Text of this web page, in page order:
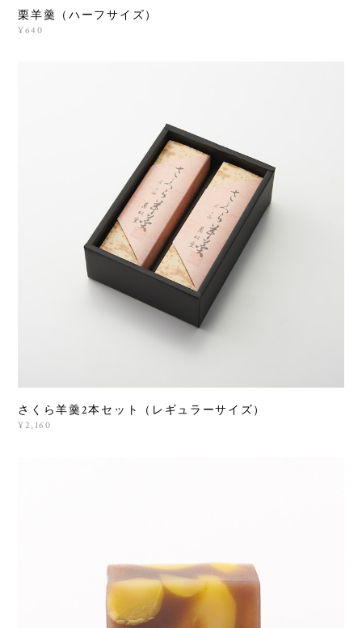
栗羊羹（ハーフサイズ）
¥640
さくら羊羹2本セット（レギュラーサイズ）
¥2,160